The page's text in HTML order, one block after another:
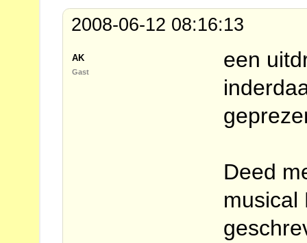
2008-06-12 08:16:13
AK
Gast
een
Deed
musical